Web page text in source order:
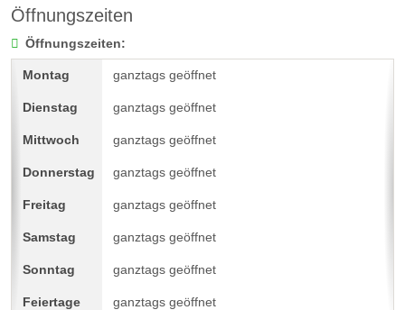
Öffnungszeiten
Öffnungszeiten:
ganztags geöffnet
ganztags geöffnet
ganztags geöffnet
ganztags geöffnet
ganztags geöffnet
ganztags geöffnet
ganztags geöffnet
ganztags geöffnet